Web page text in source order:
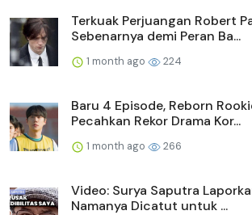
Terkuak Perjuangan Robert
Sebenarnya demi Peran Ba...
1 month ago 224
Baru 4 Episode, Reborn
Pecahkan Rekor Drama Kor...
1 month ago 266
Video: Surya Saputra
Namanya Dicatut untuk ...